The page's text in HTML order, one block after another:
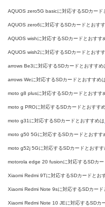
AQUOS zero5G basicに対応するSDカード
AQUOS zero6に対応するSDカードとおす
AQUOS wishに対応するSDカードとおすす
AQUOS wish2に対応するSDカードとおす
arrows Be3に対応するSDカードとおすすめ
arrows Weに対応するSDカードとおすすめ
moto g8 plusに対応するSDカードとおすす
moto g PROに対応するSDカードとおすす
moto g31に対応するSDカードとおすすめは
moto g50 5Gに対応するSDカードとおすす
moto g52j 5Gに対応するSDカードとおすす
motorola edge 20 fusionに対応するSDカー
Xiaomi Redmi 9Tに対応するSDカードとお
Xiaomi Redmi Note 9sに対応するSDカード
Xiaomi Redmi Note 10 JEに対応するSDカ